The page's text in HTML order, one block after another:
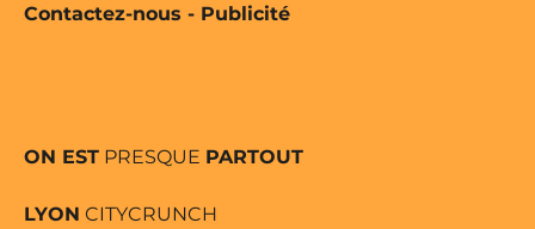
Contactez-nous - Publicité
ON EST PRESQUE PARTOUT
LYON CITYCRUNCH